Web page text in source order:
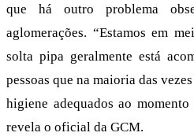
que há outro problema
aglomerações. “Estamos em
solta pipa geralmente está
pessoas que na maioria das
higiene adequados ao
revela o oficial da GCM.